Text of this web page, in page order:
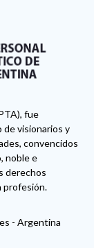
fue
visionarios y
convencidos
noble e
derechos
profesión.
- Argentina